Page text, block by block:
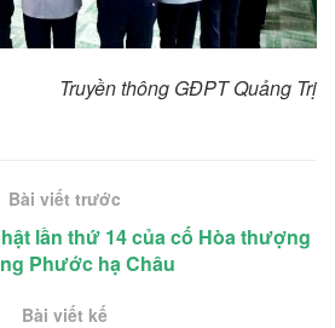
Truyền thông GĐPT Quảng Trị
Bài viết trước
lần thứ 14 của cố Hòa thượng
Phước hạ Châu
Bài viết kế